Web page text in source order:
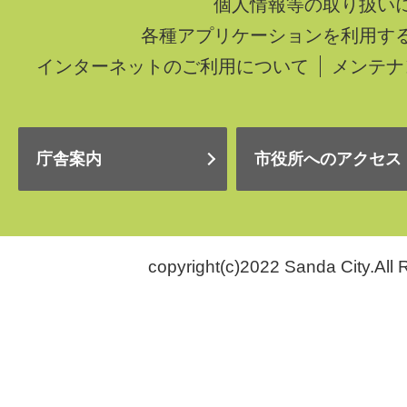
個人情報等の取り扱い
各種アプリケーションを利用す
インターネットのご利用について
メンテ
庁舎案内 市役所へのアクセス
copyright(c)2022 Sanda City.All